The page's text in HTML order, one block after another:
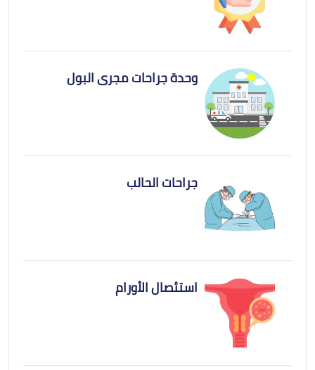
وحدة جراحات مجرى البول
جراحات الحالب
استئصال الأورام